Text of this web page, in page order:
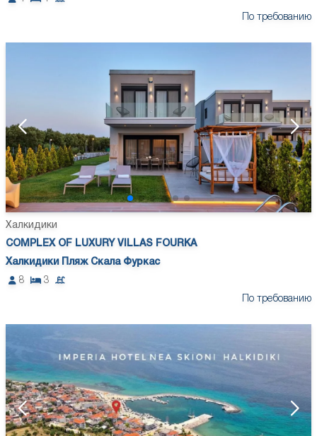
По требованию
Халкидики
COMPLEX OF LUXURY VILLAS FOURKA
Халкидики Пляж Скала Фуркас
8
3
По требованию